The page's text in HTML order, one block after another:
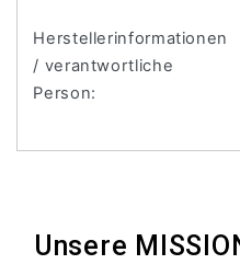
Herstellerinformationen
/ verantwortliche
Person:
Unsere